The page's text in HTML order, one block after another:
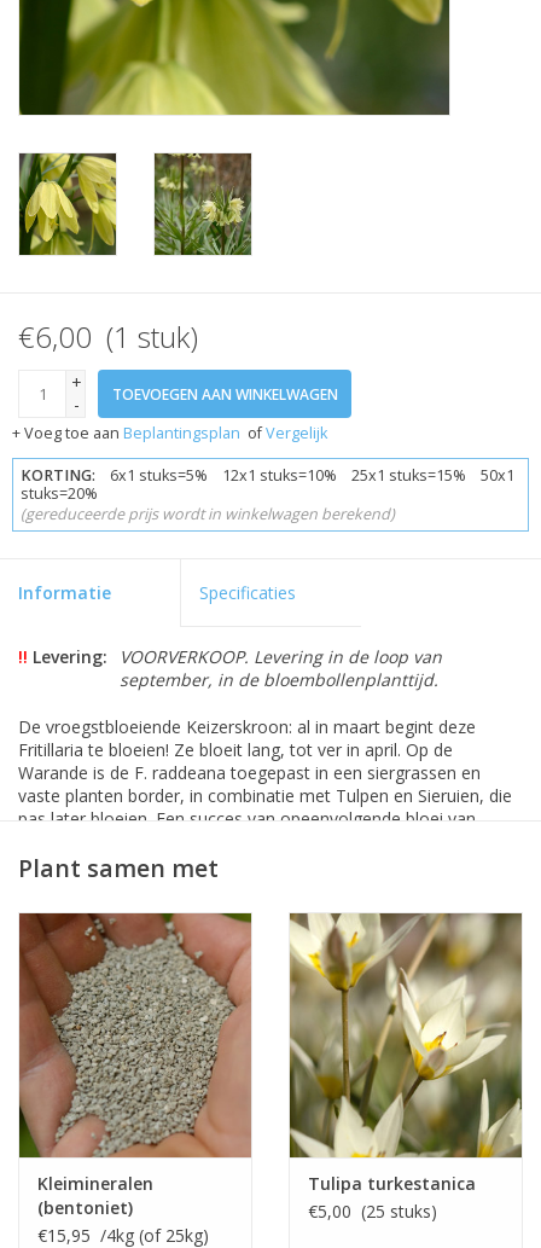
Onze tuinen!
Sterke Bollen Dagen
Nieuws
€6,00 (1 stuk)
+
-
TOEVOEGEN AAN WINKELWAGEN
+ Voeg toe aan Beplantingsplan ofVergelijk
KORTING: 6x1 stuks=5% 12x1 stuks=10% 25x1 stuks=15% 50x1
stuks=20%
(gereduceerde prijs wordt in winkelwagen berekend)
Informatie Specificaties
!! Levering:
VOORVERKOOP. Levering in de loop van
september, in de bloembollenplanttijd.
De vroegstbloeiende Keizerskroon: al in maart begint deze
Fritillaria te bloeien! Ze bloeit lang, tot ver in april. Op de
Warande is de F. raddeana toegepast in een siergrassen en
vaste planten border, in combinatie met Tulpen en Sieruien, die
pas later bloeien. Een succes van opeenvolgende bloei van
Ze verdragen halve schaduw, maar hebben de voorkeur aan een
Keizerskroon na de bloei af, toch verlangen ze vooral zomers
warme en goed gedraineerde grond, om zich voor te bereiden
op het volgende bloeiseizoen.
Fritillaria is inheems in Iran, Turkmenistan, en Kashmir.
Plant samen met
Kleimineralen
(bentoniet)
€15,95 /4kg (of 25kg)
Tulipa turkestanica
€5,00 (25 stuks)